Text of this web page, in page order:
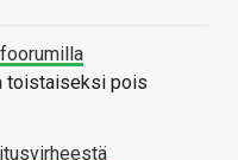
toistaiseksi pois